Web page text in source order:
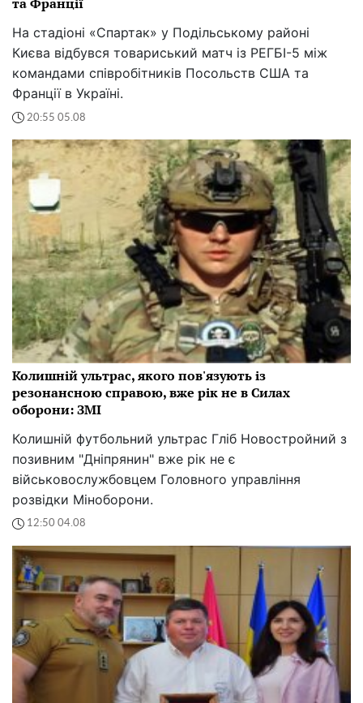
На стадіоні «Спартак» у Подільському районі
Києва відбувся товариський матч із РЕГБІ-5 між
командами співробітників Посольств США та
Франції в Україні.
20:55 05.08
Колишній ультрас, якого пов'язують із
резонансною справою, вже рік не в Силах
оборони: ЗМІ
Колишній футбольний ультрас Гліб Новостройний з
позивним "Дніпрянин" вже рік не є
військовослужбовцем Головного управління
розвідки Міноборони.
12:50 04.08